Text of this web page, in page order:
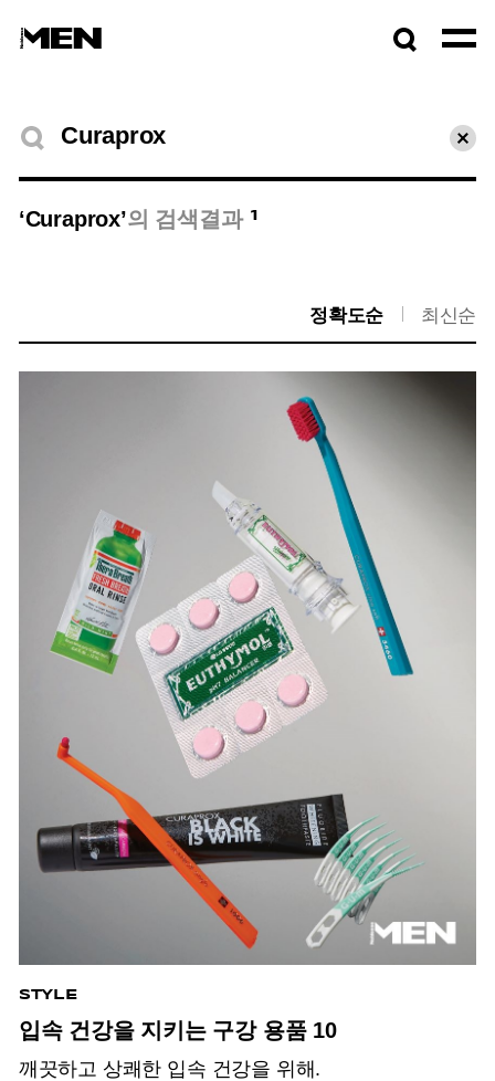
검색결과
초기
‘Curaprox’의 검색결과 1
정확도순 최신순
STYLE
입속 건강을 지키는 구강 용품 10
깨끗하고 상쾌한 입속 건강을 위해.